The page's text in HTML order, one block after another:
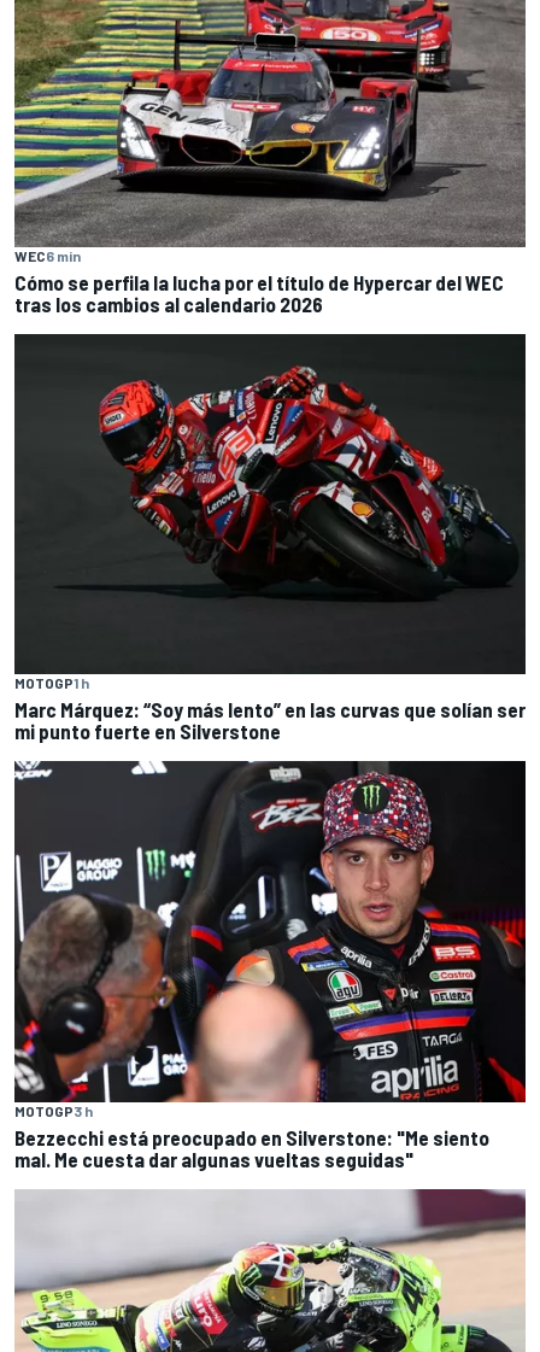
WEC6 min
Cómo se perfila la lucha por el título de Hypercar del WEC
tras los cambios al calendario 2026
MOTOGP1 h
Marc Márquez: “Soy más lento” en las curvas que solían ser
mi punto fuerte en Silverstone
MOTOGP3 h
Bezzecchi está preocupado en Silverstone: "Me siento
mal. Me cuesta dar algunas vueltas seguidas"